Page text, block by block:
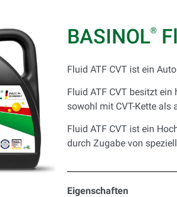
BASINOL®
Fluid ATF CVT ist ein
Fluid ATF CVT besitzt
sowohl mit CVT-Kette als
Fluid ATF CVT ist ein
durch Zugabe von
Eigenschaften